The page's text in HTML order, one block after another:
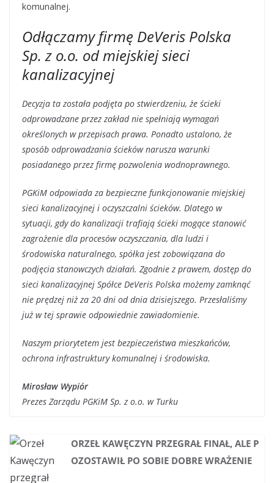
komunalnej.
Odłączamy firmę DeVeris Polska
Sp. z o.o. od miejskiej sieci
kanalizacyjnej
Decyzja ta została podjęta po stwierdzeniu, że ścieki
odprowadzane przez zakład nie spełniają wymagań
określonych w przepisach prawa. Ponadto ustalono, że
sposób odprowadzania ścieków narusza warunki
posiadanego przez firmę pozwolenia wodnoprawnego.
PGKiM odpowiada za bezpieczne funkcjonowanie miejskiej
sieci kanalizacyjnej i oczyszczalni ścieków. Dlatego w
sytuacji, gdy do kanalizacji trafiają ścieki mogące stanowić
zagrożenie dla procesów oczyszczania, dla ludzi i
środowiska naturalnego, spółka jest zobowiązana do
podjęcia stanowczych działań. Zgodnie z prawem, dostęp do
sieci kanalizacyjnej Spółce DeVeris Polska możemy zamknąć
nie prędzej niż za 20 dni od dnia dzisiejszego. Przesłaliśmy
już w tej sprawie odpowiednie zawiadomienie.
Naszym priorytetem jest bezpieczeństwa mieszkańców,
ochrona infrastruktury komunalnej i środowiska.
Mirosław Wypiór
Prezes Zarządu PGKiM Sp. z o.o. w Turku
ORZEŁ KAWĘCZYN PRZEGRAŁ FINAŁ, ALE P
OZOSTAWIŁ PO SOBIE DOBRE WRAŻENIE